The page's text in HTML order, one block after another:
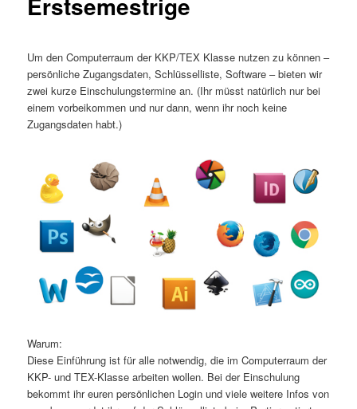
Um den Computerraum der KKP/TEX Klasse nutzen zu können –
persönliche Zugangsdaten, Schlüsselliste, Software – bieten wir
zwei kurze Einschulungstermine an. (Ihr müsst natürlich nur bei
einem vorbeikommen und nur dann, wenn ihr noch keine
Zugangsdaten habt.)
Warum:
Diese Einführung ist für alle notwendig, die im Computerraum der
KKP- und TEX-Klasse arbeiten wollen. Bei der Einschulung
bekommt ihr euren persönlichen Login und viele weitere Infos von